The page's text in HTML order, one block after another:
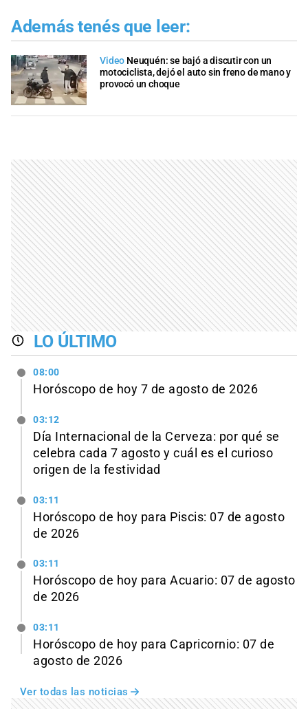
Además tenés que leer:
Video Neuquén: se bajó a discutir con un
motociclista, dejó el auto sin freno de mano y
provocó un choque
LO ÚLTIMO
08:00
Horóscopo de hoy 7 de agosto de 2026
03:12
Día Internacional de la Cerveza: por qué se
celebra cada 7 agosto y cuál es el curioso
origen de la festividad
03:11
Horóscopo de hoy para Piscis: 07 de agosto
de 2026
03:11
Horóscopo de hoy para Acuario: 07 de agosto
de 2026
03:11
Horóscopo de hoy para Capricornio: 07 de
agosto de 2026
Ver todas las noticias